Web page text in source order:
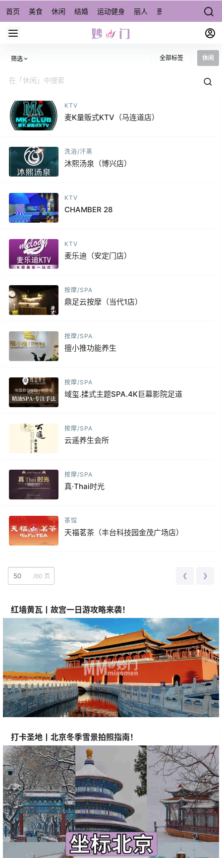
首页 美食 休闲 结婚 运动健身 丽人 景点/周边游 宠物
筛选 全部标签 休闲
KTV
麦K量贩式KTV（马连道店）
洗浴/汗蒸
沐熙汤泉（博兴店）
KTV
CHAMBER 28
KTV
麦乐迪（安定门店）
按摩/SPA
鼎足云按摩（当代1店）
按摩/SPA
擅小推功能养生
按摩/SPA
域玺.揉式主题SPA.4K巨幕影院足道
按摩/SPA
云遥养生会所
按摩/SPA
真·Thai时光
茶馆
天福茗茶（丰台科技园金茂广场店）
/60 页 ❮ ❯
红墙黄瓦丨故宫一日游攻略来袭！
打卡圣地丨北京冬季雪景拍照指南！